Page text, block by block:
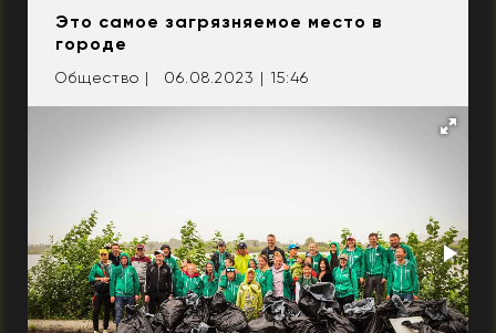
Это самое загрязняемое место в
городе
Общество | 06.08.2023 | 15:46